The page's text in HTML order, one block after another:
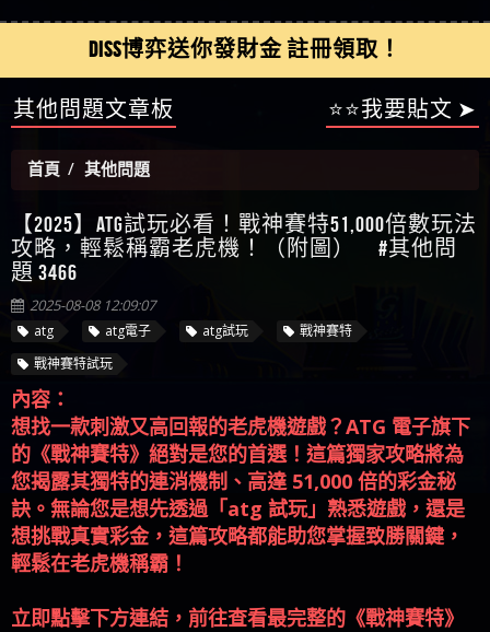
金 被M.L.Edge詐騙的錢一招拿回
不是詐騙 Robinhood是真的嗎 被Robinhood詐騙的錢怎
麼辦 本文教你如何拿回被騙資金
資金賴zg369】FLTO是詐騙嗎 FLTO是不是詐騙 FLTO是
真的嗎 被FLTO詐騙的錢怎麼辦 本文教你如何拿回
被騙資金
【其他問題】 遇詐騙求救賴【zg369】八旬老翁被
ALYWS詐騙家破人亡 ALYWS是真的嗎 ALYWS是不是詐騙
ALYWS是詐騙嗎 （ALYWS）無法出金 請小心群組暗椿
【其他問題】 一招教你揭秘新型詐騙手法 （受害
者免費援助賴zg369）當當詐騙 當當是不是詐騙 當
當是真的嗎 當當是詐騙嗎 六旬老婦深信當當高獲
利回報被騙的家破人亡
【黃伊珊】不推薦爛公司
金
【陳順堪】黑網出金幾次後贏了就不出金出
【玩運彩】
【asd】唬爛不出金黑網垃圾平台
【蘇俊曄】所以會出金嗎現在也是一樣的狀況
其他問題文章板 ⭐⭐我要貼文 ➤
首頁 其他問題
攻略，輕鬆稱霸老虎機！（附圖） #其他問
題 3466
2025-08-08 12:09:07
戰神賽特試玩
內容：
想找一款刺激又高回報的老虎機遊戲？ATG 電子旗下
的《戰神賽特》絕對是您的首選！這篇獨家攻略將為
您揭露其獨特的連消機制、高達 51,000 倍的彩金秘
訣。無論您是想先透過「atg 試玩」熟悉遊戲，還是
想挑戰真實彩金，這篇攻略都能助您掌握致勝關鍵，
輕鬆在老虎機稱霸！
立即點擊下方連結，前往查看最完整的《戰神賽特》
玩法攻略！